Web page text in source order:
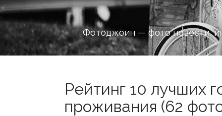
Фотоджоин — фото новости,
Рейтинг 10 лучших
проживания (62